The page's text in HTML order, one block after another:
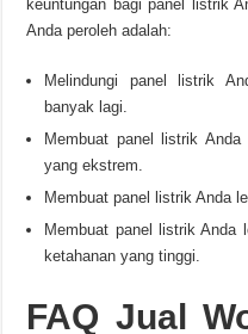
keuntungan bagi panel listrik
Anda peroleh adalah:
Melindungi panel listrik
banyak lagi.
Membuat panel listrik
yang ekstrem.
Membuat panel listrik Anda
Membuat panel listrik Anda
ketahanan yang tinggi.
FAQ Jual